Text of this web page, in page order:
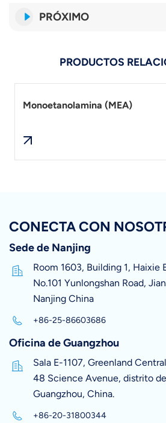
PRÓXIMO
PRODUCTOS
Monoetanolamina (MEA)
CONECTA CON
Sede de Nanjing
Room 1603, Building 1, Haixie
No.101 Yunlongshan Road,
Nanjing China
+86-25-86603686
Oficina de Guangzhou
Sala E-1107, Greenland
48 Science Avenue, distrito
Guangzhou, China.
+86-20-31800344